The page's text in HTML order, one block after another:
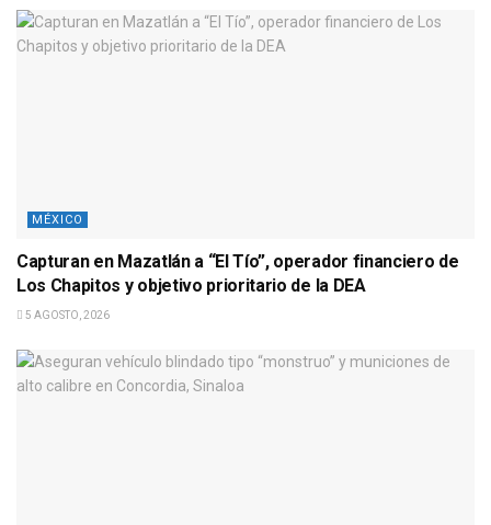
MÉXICO
Capturan en Mazatlán a “El Tío”, operador financiero de
Los Chapitos y objetivo prioritario de la DEA
5 AGOSTO, 2026